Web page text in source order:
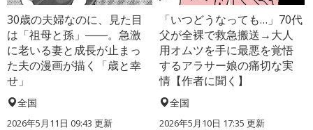
30歳の夫婦なのに、見た目
は「祖母と孫」――。急激
に老いる妻と成長が止まっ
た夫の漫画が描く「歳と幸
せ」
全国
2026年5月11日 09:43 更新
「いつどうなっても…」70代
父が全裸で救急搬送→大人
用オムツを手に最悪を覚悟
するアラサー娘の痛切な実
情【作者に聞く】
全国
2026年5月10日 17:35 更新